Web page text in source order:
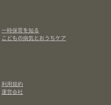
一時保育を知る
こどもの病気とおうちケア
利用規約
運営会社